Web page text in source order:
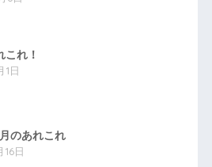
これ！
1日
のあれこれ
日